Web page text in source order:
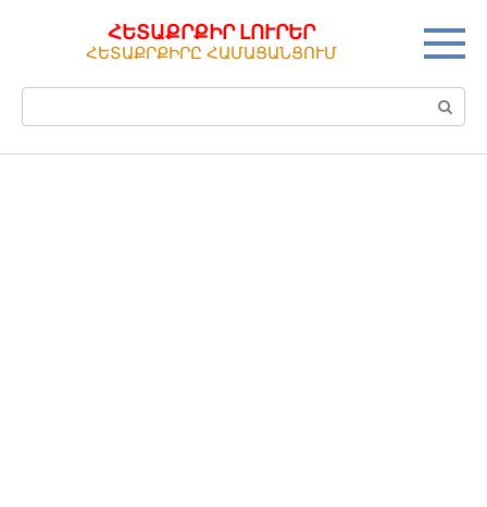
ՀԵՏԱՔՐՔԻՐ ԼՈՒՐԵՐ
ՀԵՏԱՔՐՔԻՐԸ ՀԱՄԱՑԱՆՑՈՒՄ
Поиск: